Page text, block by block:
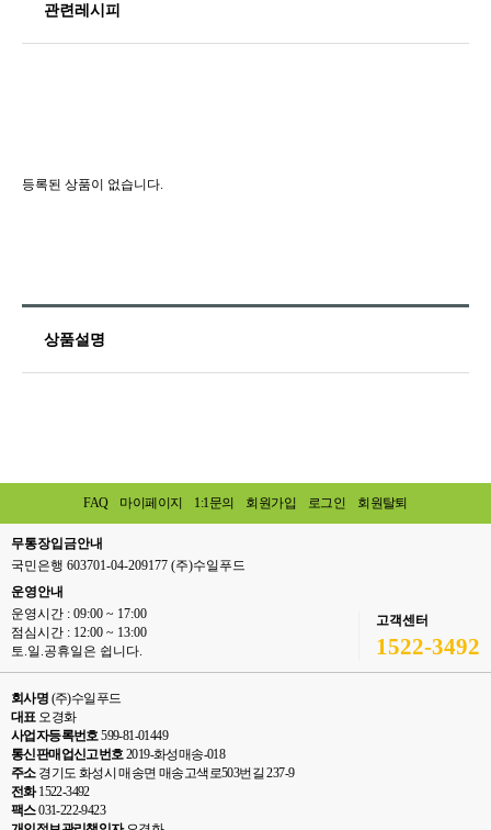
관련레시피
등록된 상품이 없습니다.
상품설명
FAQ 마이페이지 1:1문의 회원가입 로그인 회원탈퇴
무통장입금안내
국민은행 603701-04-209177 (주)수일푸드
운영안내
운영시간 : 09:00 ~ 17:00
점심시간 : 12:00 ~ 13:00
토.일.공휴일은 쉽니다.
고객센터
1522-3492
회사명 (주)수일푸드
대표오경화
사업자등록번호599-81-01449
통신판매업신고번호2019-화성매송-018
주소경기도 화성시 매송면 매송고색로503번길 237-9
전화1522-3492
팩스031-222-9423